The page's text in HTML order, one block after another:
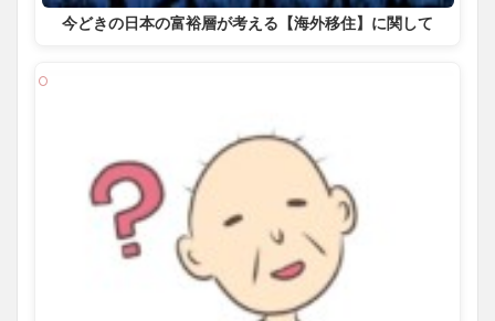
今どきの日本の富裕層が考える【海外移住】に関して